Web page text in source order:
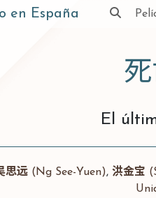
en España
El
思远(Ng See-Yuen), 洪金宝